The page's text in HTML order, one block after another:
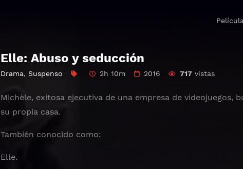
Elle: Abuso y seducción
Drama, Suspenso 2h 10m 2016 717vistas
Michèle, exitosa ejecutiva de una empresa de videojuegos,
su propia casa.
También conocido como:
Elle.